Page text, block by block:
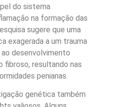
do sistema
na formação das
sugere que uma
exagerada a um trauma
desenvolvimento
fibroso, resultando nas
penianas.
genética também